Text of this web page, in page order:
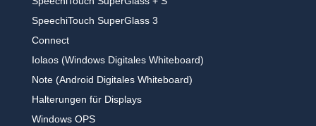
SpeechiTouch SuperGlass 3
Connect
Iolaos (Windows Digitales Whiteboard)
Note (Android Digitales Whiteboard)
Halterungen für Displays
Windows OPS